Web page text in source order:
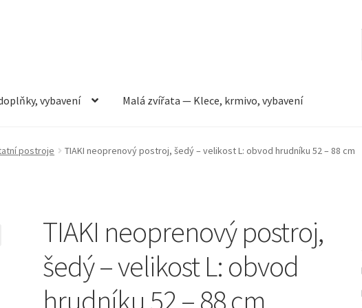
vybavení Malá zvířata — Klece, krmivo, vybavení
vybaveníMůj účet Obchod Pokladna Vše pro kočky
postroje TIAKI neoprenový postroj, šedý – velikost L: obvod hrudníku 52 – 88 cm
TIAKI neoprenový postroj,
šedý – velikost L: obvod
hrudníku 52 – 88 cm